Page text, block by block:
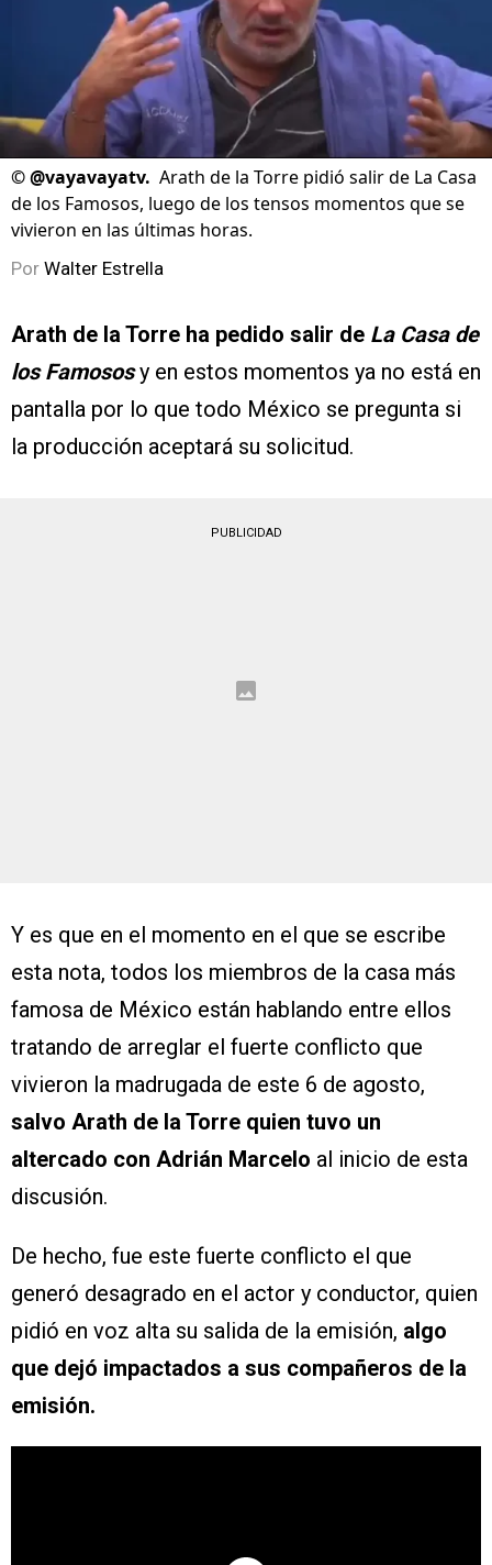
©@vayavayatv. Arath de la Torre pidió salir de La Casa
de los Famosos, luego de los tensos momentos que se
vivieron en las últimas horas.
Por Walter Estrella
Arath de la Torre ha pedido salir de La Casa de
los Famososy en estos momentos ya no está en
pantalla por lo que todo México se pregunta si
la producción aceptará su solicitud.
PUBLICIDAD
Y es que en el momento en el que se escribe
esta nota, todos los miembros de la casa más
famosa de México están hablando entre ellos
tratando de arreglar el fuerte conflicto que
vivieron la madrugada de este 6 de agosto,
salvo Arath de la Torre quien tuvo un
altercado con Adrián Marcelo al inicio de esta
discusión.
De hecho, fue este fuerte conflicto el que
generó desagrado en el actor y conductor, quien
pidió en voz alta su salida de la emisión, algo
que dejó impactados a sus compañeros de la
emisión.